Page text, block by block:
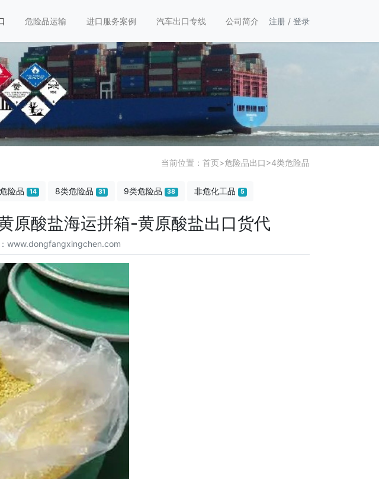
危险品运输 进口服务案例 汽车出口专线 公司简介 注册 / 登录
当前位置： 首页>危险品出口>4类危险品
险品 14 8类危险品 31 9类危险品 38 非危化工品 5
原酸盐海运拼箱-黄原酸盐出口货代
www.dongfangxingchen.com